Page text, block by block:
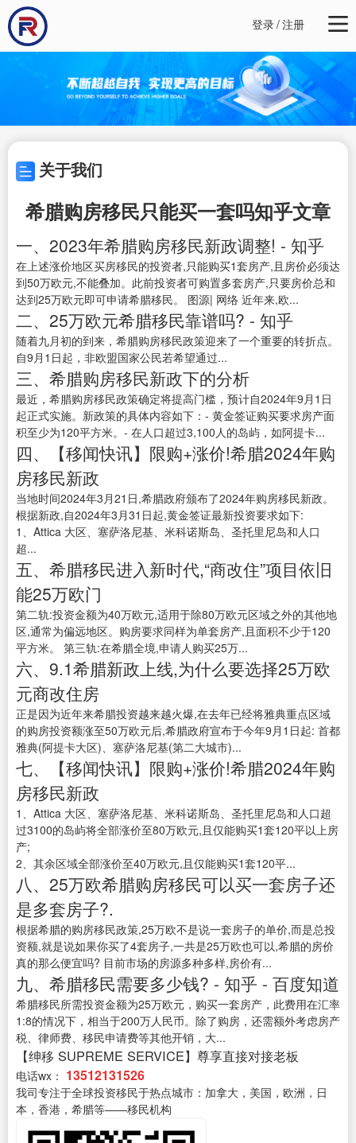
登录/注册
关于我们
希腊购房移民只能买一套吗知乎文章
一、2023年希腊购房移民新政调整! - 知乎
在上述涨价地区买房移民的投资者,只能购买1套房产,且房价必须达
到50万欧元,不能叠加。此前投资者可购置多套房产,只要房价总和
达到25万欧元即可申请希腊移民。 图源| 网络 近年来,欧...
二、25万欧元希腊移民靠谱吗? - 知乎
随着九月初的到来，希腊购房移民政策迎来了一个重要的转折点。
自9月1日起，非欧盟国家公民若希望通过...
三、希腊购房移民新政下的分析
最近，希腊购房移民政策确定将提高门槛，预计自2024年9月1日
起正式实施。新政策的具体内容如下：- 黄金签证购买要求房产面
积至少为120平方米。- 在人口超过3,100人的岛屿，如阿提卡...
四、【移闻快讯】限购+涨价!希腊2024年购
房移民新政
当地时间2024年3月21日,希腊政府颁布了2024年购房移民新政。
根据新政,自2024年3月31日起,黄金签证最新投资要求如下:
1、Attica 大区、塞萨洛尼基、米科诺斯岛、圣托里尼岛和人口
超...
五、希腊移民进入新时代,“商改住”项目依旧
能25万欧门
第二轨:投资金额为40万欧元,适用于除80万欧元区域之外的其他地
区,通常为偏远地区。购房要求同样为单套房产,且面积不少于120
平方米。 第三轨:在希腊全境,申请人购买25万...
六、9.1希腊新政上线,为什么要选择25万欧
元商改住房
正是因为近年来希腊投资越来越火爆,在去年已经将雅典重点区域
的购房投资额涨至50万欧元后,希腊政府宣布于今年9月1日起: 首都
雅典(阿提卡大区)、塞萨洛尼基(第二大城市)...
七、【移闻快讯】限购+涨价!希腊2024年购
房移民新政
1、Attica 大区、塞萨洛尼基、米科诺斯岛、圣托里尼岛和人口超
过3100的岛屿将全部涨价至80万欧元,且仅能购买1套120平以上房
产;
2、其余区域全部涨价至40万欧元,且仅能购买1套120平...
八、25万欧希腊购房移民可以买一套房子还
是多套房子?.
根据希腊的购房移民政策,25万欧不是说一套房子的单价,而是总投
资额,就是说如果你买了4套房子,一共是25万欧也可以,希腊的房价
真的那么便宜吗? 目前市场的房源多种多样,房价有...
九、希腊移民需要多少钱? - 知乎 - 百度知道
希腊移民所需投资金额为25万欧元，购买一套房产，此费用在汇率
1:8的情况下，相当于200万人民币。除了购房，还需额外考虑房产
税、律师费、移民申请费等其他开销，大...
【绅移 SUPREME SERVICE】尊享直接对接老板
电话wx： 13512131526
我司专注于全球投资移民于热点城市：加拿大，美国，欧洲，日
本，香港，希腊等——移民机构